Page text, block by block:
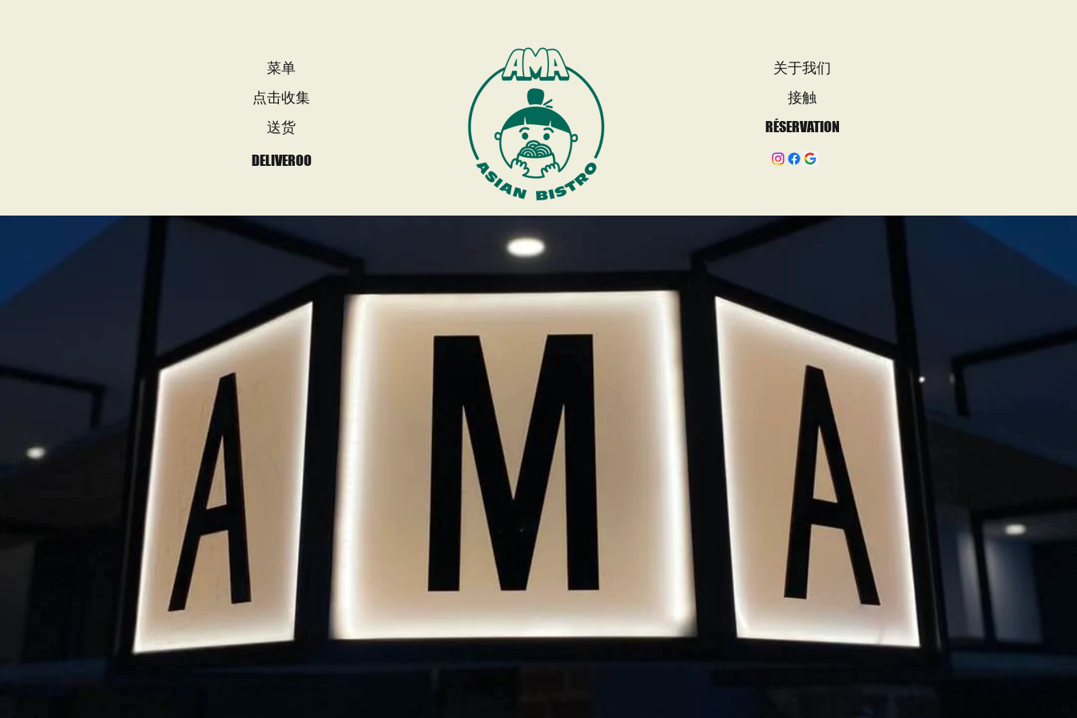
菜单
点击收集
送货
DELIVEROO
关于我们
接触
RÉSERVATION